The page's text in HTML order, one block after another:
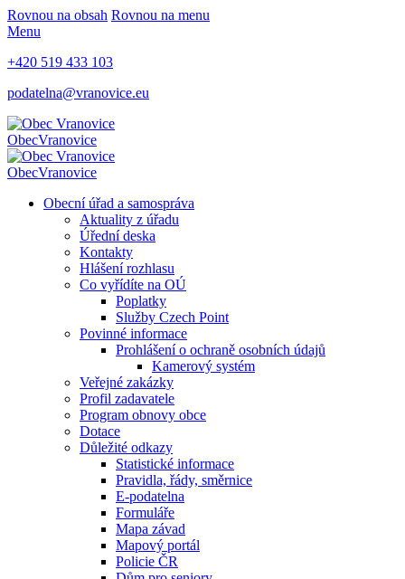
Rovnou na obsah Rovnou na menu
Menu
+420 519 433 103
podatelna@vranovice.eu
ObecVranovice
ObecVranovice
Obecní úřad a samospráva
Aktuality z úřadu
Úřední deska
Kontakty
Hlášení rozhlasu
Co vyřídíte na OÚ
Poplatky
Služby Czech Point
Povinné informace
Prohlášení o ochraně osobních údajů
Kamerový systém
Veřejné zakázky
Profil zadavatele
Program obnovy obce
Dotace
Důležité odkazy
Statistické informace
Pravidla, řády, směrnice
E-podatelna
Formuláře
Mapa závad
Mapový portál
Policie ČR